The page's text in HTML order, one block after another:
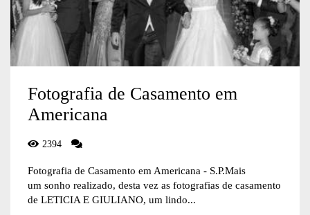
Fotografia de Casamento em
Americana
2394
Fotografia de Casamento em Americana - S.P.Mais
um sonho realizado, desta vez as fotografias de casamento
de LETICIA E GIULIANO, um lindo...